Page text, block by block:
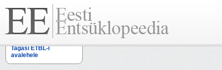
Tagasi ETBL-i
avalehele